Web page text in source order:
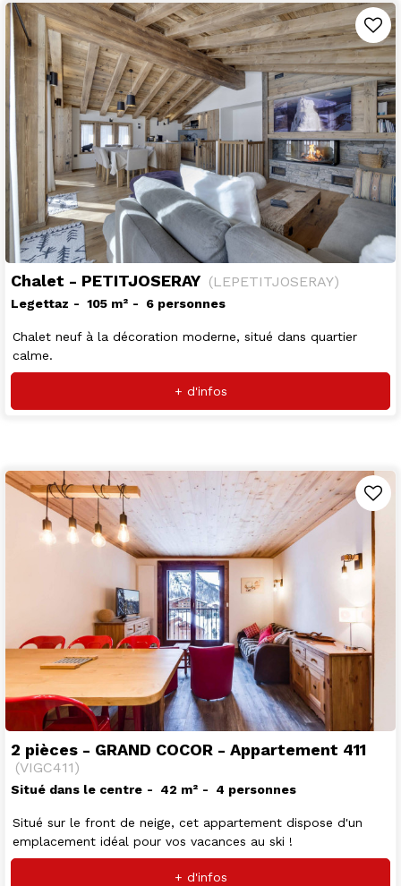
Chalet - PETITJOSERAY (LEPETITJOSERAY)
Legettaz 105 m² 6 personnes
Chalet neuf à la décoration moderne, situé dans quartier
calme.
+ d'infos
2 pièces - GRAND COCOR - Appartement 411
(VIGC411)
Situé dans le centre 42 m² 4 personnes
Situé sur le front de neige, cet appartement dispose d'un
emplacement idéal pour vos vacances au ski !
+ d'infos